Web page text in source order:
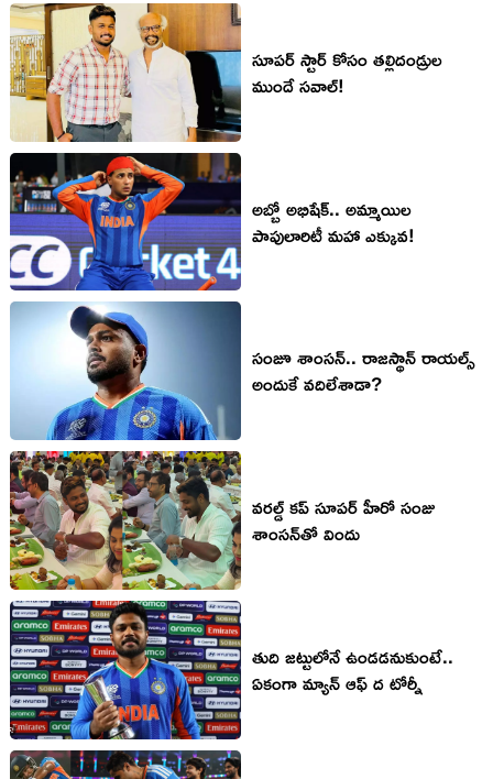
సూప‌ర్ స్టార్ కోసం త‌ల్లిదండ్రుల
ముందే స‌వాల్!
అబ్బో అభిషేక్.. అమ్మాయిల
పాపులారిటీ మ‌హా ఎక్కువ‌!
సంజూ శాంస‌న్.. రాజ‌స్థాన్ రాయ‌ల్స్
అందుకే వ‌దిలేశాడా?
వరల్డ్ కప్ సూపర్ హీరో సంజు
శాంసన్‌తో విందు
తుది జ‌ట్టులోనే ఉండ‌డ‌నుకుంటే..
ఏకంగా మ్యాన్ ఆఫ్ ద టోర్నీ